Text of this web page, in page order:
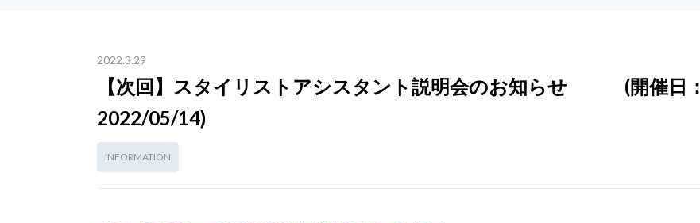
2022.3.29
【次回】スタイリストアシスタント説明会のお知らせ (開催日：
2022/05/14)
INFORMATION